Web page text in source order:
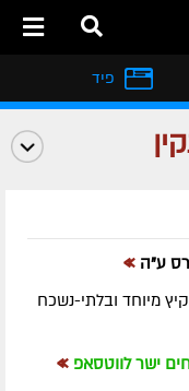
ע"ה »
מיוחד ובלתי-נשכח
ישר לווטסאפ »